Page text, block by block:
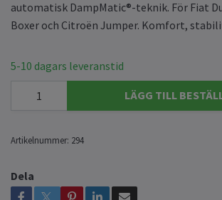
automatisk DampMatic®-teknik. För Fiat
Boxer och Citroën Jumper. Komfort,
5-10 dagars leveranstid
LÄGG TILL
Artikelnummer: 294
Dela